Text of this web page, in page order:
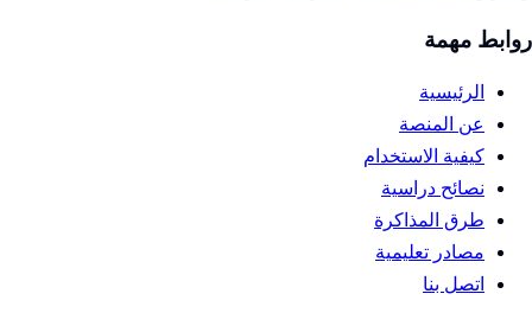
روابط مهمة
الرئيسية
عن المنصة
كيفية الاستخدام
نصائح دراسية
طرق المذاكرة
مصادر تعليمية
اتصل بنا